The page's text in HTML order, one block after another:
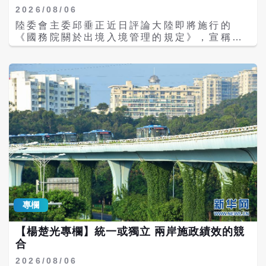
求提供個資，藉此來蒐集台灣青年朋友的資
料。陸委會認為這個是有極高的風險。 梁文傑
表示，這個網站的內容同時涉及到兩岸條例第
人任職、第34條廣告投放等相關規定，所以我
方法令是有明確違規規範的，但是對岸還是執
意要推出這個網站，陸委會就跟相關單位協調
之後，已經對該網站進行停止解析的作業，停
止解析就是一般講的封鎖。 梁文傑表示，過去
曾經有類似的案例，是在 2019 年對岸推出了
一個叫「關注 31 條」的網站，當時也是由
NCC（國家通訊委員會）就把它封鎖了。 饒
慶鈴錄影參加「海峽論壇」 梁文傑：沒有觸
及政治議題 台東縣長饒慶鈴今年6月透過錄影
方式參加大陸「海峽論壇」，陸委會以違反
《兩岸人民關係條例》請內政部進行查處。對
此，邱垂正昨日透露，移民署認為違法，但最
終還是必須聽取其他部會的意見，尊重內政部
聯審會相關結果，才能做出決定。 對此，梁文
傑回應表示，這件事情他上次已經有說過了，
2026/08/06
陸委會主委邱垂正近日評論大陸即將施行的
《國務院關於出境入境管理的規定》，宣稱大
陸民眾無法來台就學、觀光，都是受到陸方嚴
事務部主任張雅屏6日表示，這是失憶還是惡
意，只為分歧不要和平？明知事實卻刻意隱
瞞。倒果為因。 張雅屏透過臉書發文說，大陸
民眾要來台，手續繁瑣，除了需要陸方核發
「大通證」，還必須取得台灣方面核發的「入
台證」。今天兩岸人員往來受阻，明明是兩端
都有行政關卡；民進黨政府卻把台灣這一端的
鐵門藏起來，假裝自己手上沒有鑰匙，再把全
部責任推給對岸。 對於陸生不能來、陸客進不
來，張雅屏直言：台灣政府難道毫無責任？這
些年，民進黨政府持續限縮陸客、陸生及兩岸
各項交流。即使陸方曾表達恢復部分旅遊與交
流的意願，陸委會仍不斷搬出「對等」、「風
險評估」及「小兩會溝通」等理由拖延、設
障。如今邱垂正卻倒果為因，把交流中斷全部
說成陸方單方面造成，彷彿台灣從來沒有拒發
入台證，也沒有設下任何政策限制。 這已經不
專欄
【楊楚光專欄】統一或獨立 兩岸施政績效的競
合
2026/08/06